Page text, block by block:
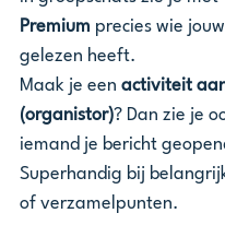
Premium precies wie
gelezen heeft.
Maak je een activiteit
(organistor)? Dan zie je
iemand je bericht
Superhandig bij
of verzamelpunten.